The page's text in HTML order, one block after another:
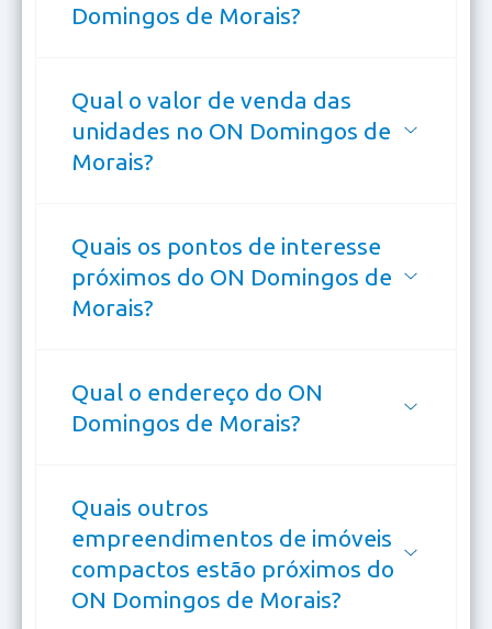
Domingos de Morais?
Qual o valor de venda das
unidades no ON Domingos de
Morais?
Quais os pontos de interesse
próximos do ON Domingos de
Morais?
Qual o endereço do ON
Domingos de Morais?
Quais outros
empreendimentos de imóveis
compactos estão próximos do
ON Domingos de Morais?